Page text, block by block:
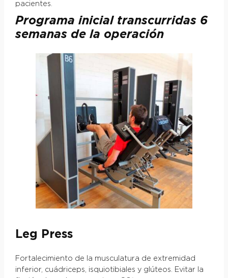
pacientes.
Programa inicial transcurridas 6
semanas de la operación
Leg Press
Fortalecimiento de la musculatura de extremidad
inferior, cuádriceps, isquiotibiales y glúteos. Evitar la